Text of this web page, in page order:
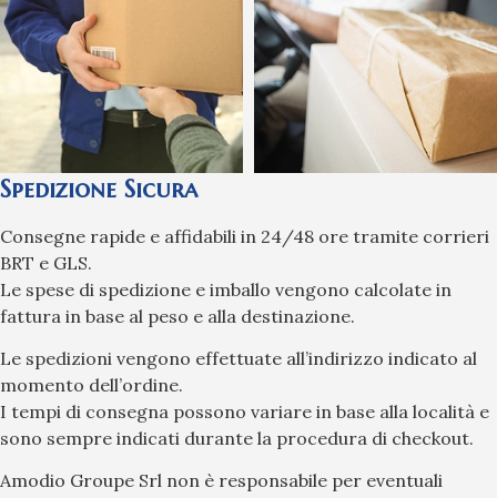
Spedizione Sicura
Consegne rapide e affidabili in 24/48 ore tramite corrieri
BRT e GLS.
Le spese di spedizione e imballo vengono calcolate in
fattura in base al peso e alla destinazione.
Le spedizioni vengono effettuate all’indirizzo indicato al
momento dell’ordine.
I tempi di consegna possono variare in base alla località e
sono sempre indicati durante la procedura di checkout.
Amodio Groupe Srl non è responsabile per eventuali